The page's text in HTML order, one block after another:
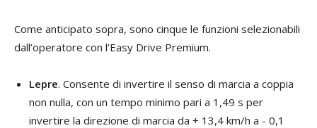
Come anticipato sopra, sono cinque le funzioni selezionabili
dall’operatore con l’Easy Drive Premium.
Lepre. Consente di invertire il senso di marcia a coppia
non nulla, con un tempo minimo pari a 1,49 s per
invertire la direzione di marcia da + 13,4 km/h a - 0,1